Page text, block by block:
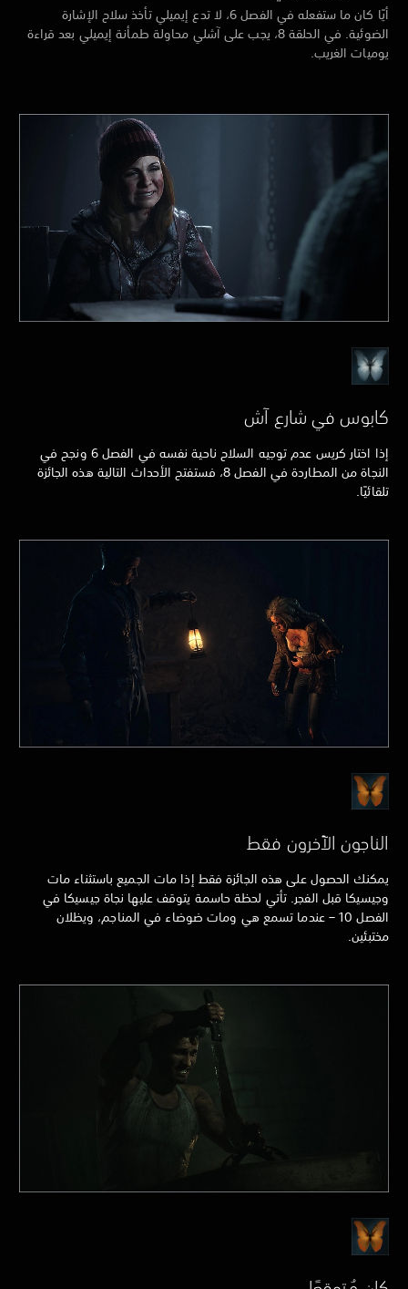
أيًا كان ما ستفعله في الفصل 6، لا تدع إيميلي تأخذ سلاح الإشارة
الضوئية. في الحلقة 8، يجب على آشلي محاولة طمأنة إيميلي بعد قراءة
يوميات الغريب.
كابوس في شارع آش
إذا اختار كريس عدم توجيه السلاح ناحية نفسه في الفصل 6 ونجح في
النجاة من المطاردة في الفصل 8، فستفتح الأحداث التالية هذه الجائزة
تلقائيًا.
الناجون الآخرون فقط
يمكنك الحصول على هذه الجائزة فقط إذا مات الجميع باستثناء مات
وجيسيكا قبل الفجر. تأتي لحظة حاسمة يتوقف عليها نجاة جيسيكا في
الفصل 10 – عندما تسمع هي ومات ضوضاء في المناجم، ويظلان
مختبئين.